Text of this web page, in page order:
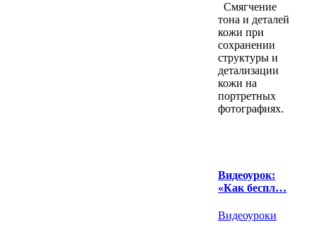
Смягчение
тона и деталей
кожи при
сохранении
структуры и
детализации
кожи на
портретных
фотографиях.
Видеоурок:
«Как беспл…
Видеоуроки